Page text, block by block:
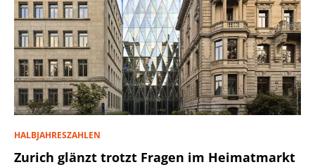
HALBJAHRESZAHLEN
Zurich glänzt trotzt Fragen im Heimatmarkt